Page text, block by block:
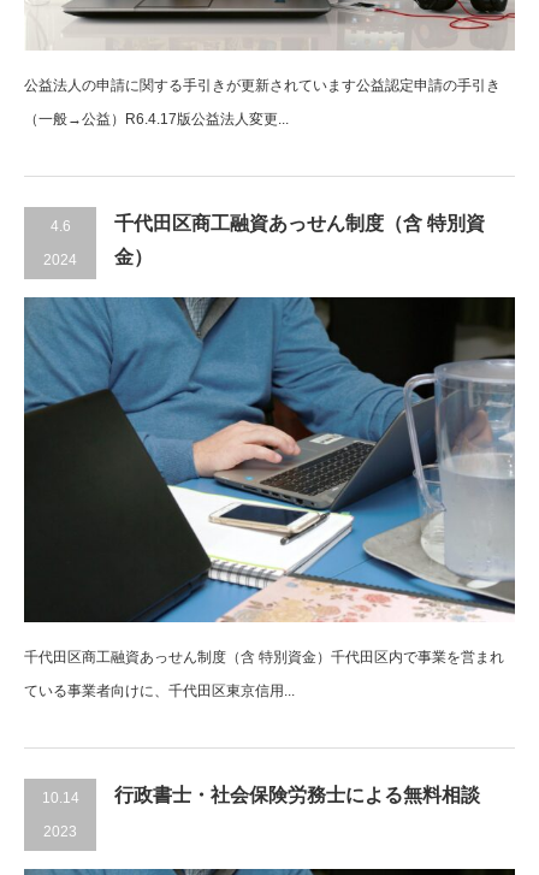
公益法人の申請に関する手引きが更新されています公益認定申請の手引き
（一般→公益）R6.4.17版公益法人変更...
4.6
2024
千代田区商工融資あっせん制度（含 特別資
金）
千代田区商工融資あっせん制度（含 特別資金）千代田区内で事業を営まれ
ている事業者向けに、千代田区東京信用...
10.14
2023
行政書士・社会保険労務士による無料相談